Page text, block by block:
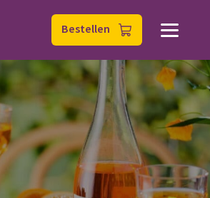
Bestellen